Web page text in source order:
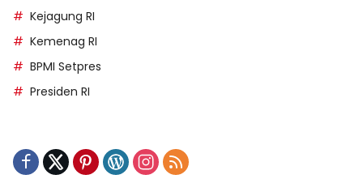
Kejagung RI
Kemenag RI
BPMI Setpres
Presiden RI